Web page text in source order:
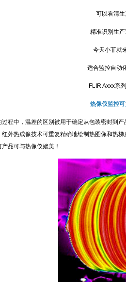
可以看清生
精准识别生产
今天小菲就来
适合监控自动化
FLIR Axxx系列
热像仪监控可
中，温差的区别被用于确定从包装密封到产
外热成像技术可重复精确地绘制热图像和热
品可与热像仪媲美！